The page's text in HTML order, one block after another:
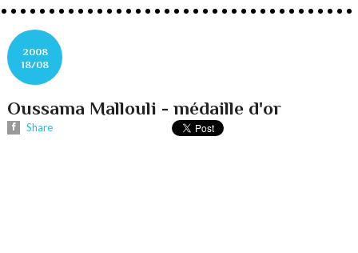
2008
18/08
Oussama Mallouli - médaille d'or
Share